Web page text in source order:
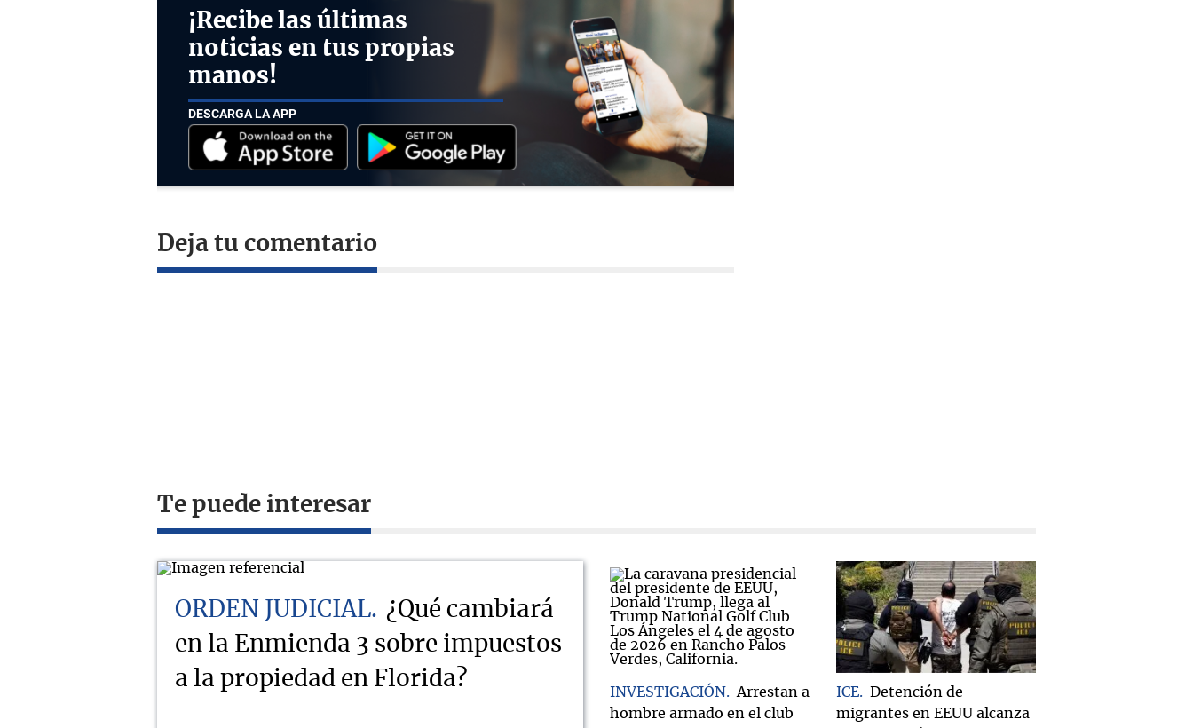
¡Recibe las últimas
noticias en tus propias
manos!
DESCARGA LA APP
Deja tu comentario
Te puede interesar
ORDEN JUDICIAL
¿Qué cambiará
en la Enmienda 3 sobre impuestos
a la propiedad en Florida?
INVESTIGACIÓN
Arrestan a
hombre armado en el club
ICE
Detención de
migrantes en EEUU alcanza